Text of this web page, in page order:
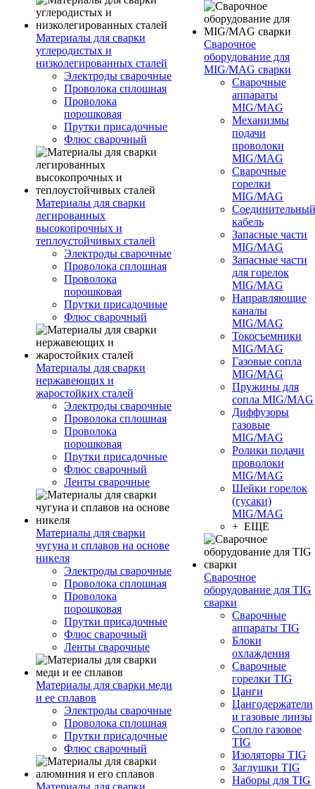
Материалы для сварки
углеродистых и
низколегированных сталей
Электроды сварочные
Проволока сплошная
Проволока
порошковая
Прутки присадочные
Флюс сварочный
Материалы для сварки
легированных
высокопрочных и
теплоустойчивых сталей
Электроды сварочные
Проволока сплошная
Проволока
порошковая
Прутки присадочные
Флюс сварочный
Материалы для сварки
нержавеющих и
жаростойких сталей
Электроды сварочные
Проволока сплошная
Проволока
порошковая
Прутки присадочные
Флюс сварочный
Ленты сварочные
Материалы для сварки
чугуна и сплавов на основе
никеля
Электроды сварочные
Проволока сплошная
Проволока
порошковая
Прутки присадочные
Флюс сварочный
Ленты сварочные
Материалы для сварки меди
и ее сплавов
Электроды сварочные
Проволока сплошная
Прутки присадочные
Флюс сварочный
Материалы для сварки
Сварочное
оборудование для
MIG/MAG сварки
Сварочные
аппараты
MIG/MAG
Механизмы
подачи
проволоки
MIG/MAG
Сварочные
горелки
MIG/MAG
Соединительный
кабель
Запасные части
MIG/MAG
Запасные части
для горелок
MIG/MAG
Направляющие
каналы
MIG/MAG
Токосъемники
MIG/MAG
Газовые сопла
MIG/MAG
Пружины для
сопла MIG/MAG
Диффузоры
газовые
MIG/MAG
Ролики подачи
проволоки
MIG/MAG
Шейки горелок
(гусаки)
MIG/MAG
+ ЕЩЕ
Сварочное
оборудование для TIG
сварки
Сварочные
аппараты TIG
Блоки
охлаждения
Сварочные
горелки TIG
Цанги
Цангодержатели
и газовые линзы
Сопло газовое
TIG
Изоляторы TIG
Заглушки TIG
Наборы для TIG